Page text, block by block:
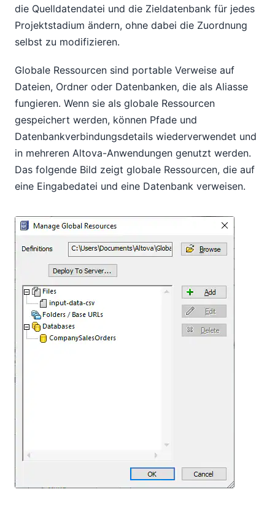
die Quelldatendatei und die Zieldatenbank für jedes
Projektstadium ändern, ohne dabei die Zuordnung
selbst zu modifizieren.
Globale Ressourcen sind portable Verweise auf
Dateien, Ordner oder Datenbanken, die als Aliasse
fungieren. Wenn sie als globale Ressourcen
gespeichert werden, können Pfade und
Datenbankverbindungsdetails wiederverwendet und
in mehreren Altova-Anwendungen genutzt werden.
Das folgende Bild zeigt globale Ressourcen, die auf
eine Eingabedatei und eine Datenbank verweisen.